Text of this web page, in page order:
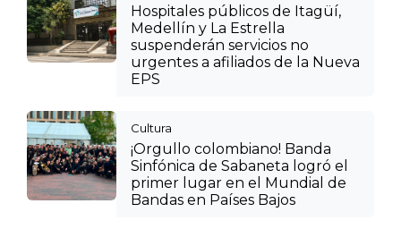
Hospitales públicos de Itagüí,
Medellín y La Estrella
suspenderán servicios no
urgentes a afiliados de la Nueva
EPS
Cultura
¡Orgullo colombiano! Banda
Sinfónica de Sabaneta logró el
primer lugar en el Mundial de
Bandas en Países Bajos